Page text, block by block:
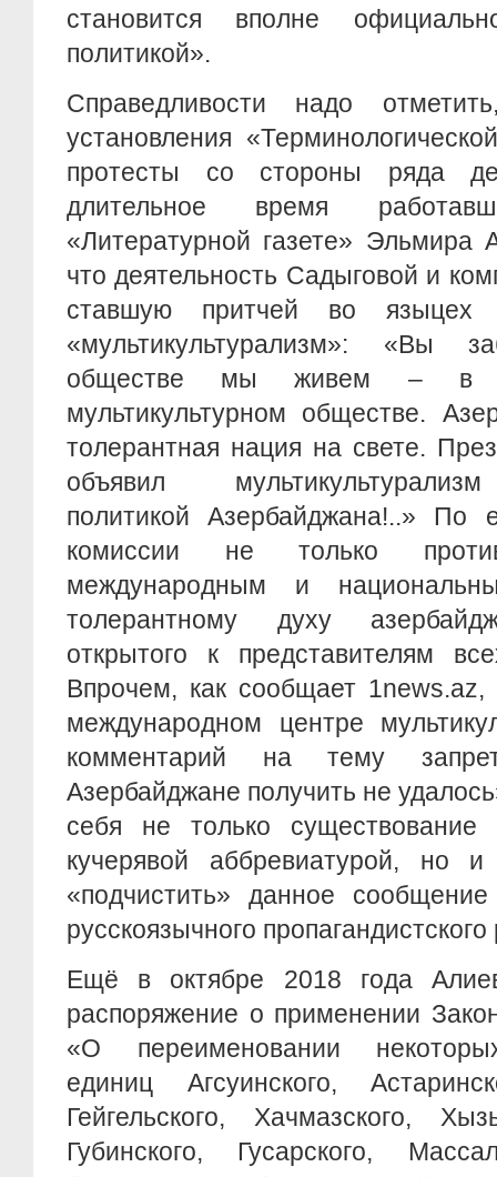
становится вполне
политикой».
Справедливости надо
установления
протесты со стороны ряда
длительное время
«Литературной газете» Эльмира
что деятельность Садыговой и
ставшую притчей во языцех
«мультикультурализм»: «Вы
обществе мы живем – в
мультикультурном обществе.
толерантная нация на свете.
объявил
политикой Азербайджана!..» По
комиссии не только
международным и
толерантному духу
открытого к представителям
Впрочем, как сообщает
международном центре
комментарий на тему
Азербайджане получить не
себя не только существование
кучерявой аббревиатурой, но
«подчистить» данное
русскоязычного
Ещё в октябре 2018 года
распоряжение о применении
«О переименовании
единиц Агсуинского,
Гейгельского, Хачмазского,
Губинского, Гусарского,